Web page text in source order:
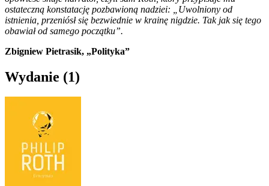
ostateczną konstatację pozbawioną nadziei: „Uwolniony od
istnienia, przeniósł się bezwiednie w krainę nigdzie. Tak jak się tego
obawiał od samego początku”.
Zbigniew Pietrasik, „Polityka”
Wydanie (1)